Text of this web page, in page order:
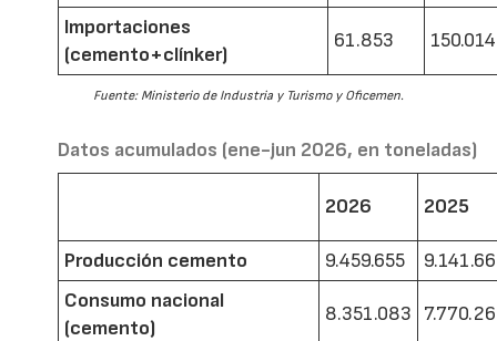
Importaciones
(cemento+clínker)
61.853 150.014
Fuente: Ministerio de Industria y Turismo y Oficemen.
Datos acumulados (ene-jun 2026, en toneladas)
2026 2025
Producción cemento 9.459.655
Consumo nacional
(cemento)
8.351.083